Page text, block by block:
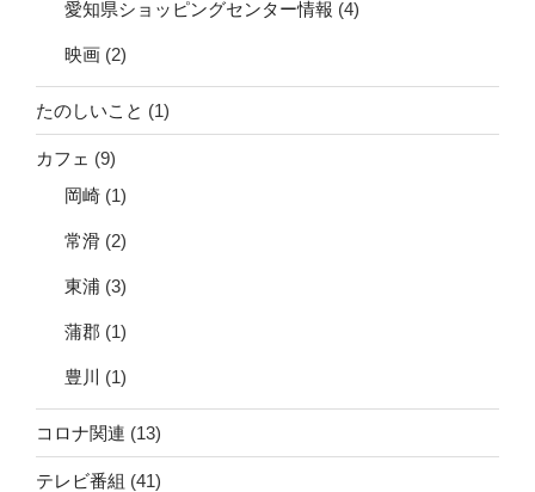
愛知県ショッピングセンター情報 (4)
映画 (2)
たのしいこと (1)
カフェ (9)
岡崎 (1)
常滑 (2)
東浦 (3)
蒲郡 (1)
豊川 (1)
コロナ関連 (13)
テレビ番組 (41)